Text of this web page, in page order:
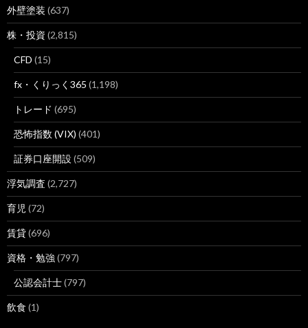
外壁塗装 (637)
株・投資 (2,815)
CFD (15)
fx・くりっく365 (1,198)
トレード (695)
恐怖指数 (VIX) (401)
証券口座開設 (509)
浮気調査 (2,727)
育児 (72)
賃貸(696)
資格・勉強 (797)
公認会計士(797)
飲食 (1)